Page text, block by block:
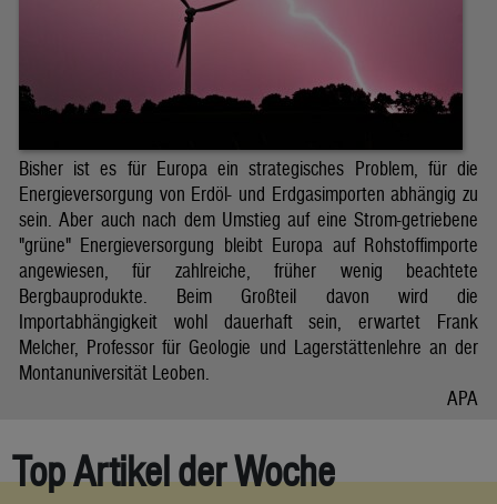
Bisher ist es für Europa ein strategisches Problem, für die
Energieversorgung von Erdöl- und Erdgasimporten abhängig zu
sein. Aber auch nach dem Umstieg auf eine Strom-getriebene
"grüne" Energieversorgung bleibt Europa auf Rohstoffimporte
angewiesen, für zahlreiche, früher wenig beachtete
Bergbauprodukte. Beim Großteil davon wird die
Importabhängigkeit wohl dauerhaft sein, erwartet Frank
Melcher, Professor für Geologie und Lagerstättenlehre an der
Montanuniversität Leoben.
APA
Top Artikel der Woche